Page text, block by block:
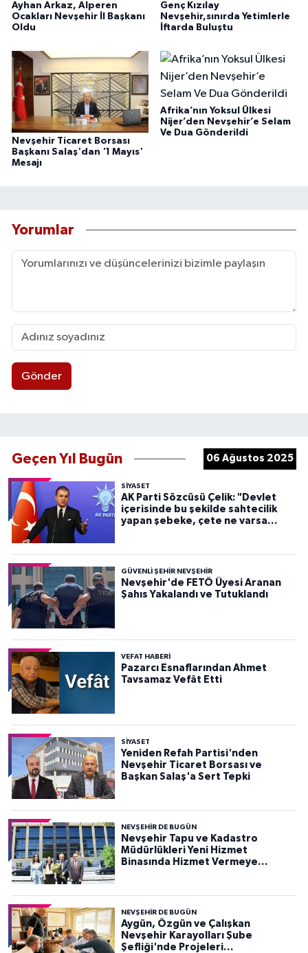
Ayhan Arkaz, Alperen
Ocakları Nevşehir İl Başkanı
Oldu
Genç Kızılay
Nevşehir,sınırda Yetimlerle
İftarda Buluştu
Nevşehir Ticaret Borsası
Başkanı Salaş'dan '1 Mayıs'
Mesajı
Afrika’nın Yoksul Ülkesi
Nijer’den Nevşehir’e Selam
Ve Dua Gönderildi
Yorumlar
Gönder
Geçen Yıl Bugün 06 Ağustos 2025
SIYASET
AK Parti Sözcüsü Çelik: "Devlet
içerisinde bu şekilde sahtecilik
yapan şebeke, çete ne varsa
GÜVENLI ŞEHIR NEVŞEHIR
Nevşehir'de FETÖ Üyesi Aranan
Şahıs Yakalandı ve Tutuklandı
VEFAT HABERI
Pazarcı Esnaflarından Ahmet
Tavsamaz Vefât Etti
SIYASET
Yeniden Refah Partisi'nden
Nevşehir Ticaret Borsası ve
Başkan Salaş'a Sert Tepki
NEVŞEHIR DE BUGÜN
Nevşehir Tapu ve Kadastro
Müdürlükleri Yeni Hizmet
Binasında Hizmet Vermeye
NEVŞEHIR DE BUGÜN
Aygün, Özgün ve Çalışkan
Nevşehir Karayolları Şube
Şefliği'nde Projeleri